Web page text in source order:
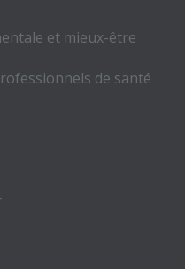
et mieux-être
de santé